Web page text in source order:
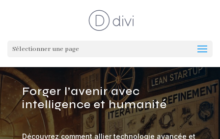
Sélectionner une page
Forger l’avenir avec
intelligence et humanité
Découvrez comment allier technologie avancée et